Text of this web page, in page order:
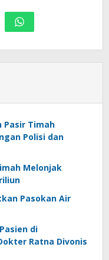
Pasir Timah
Polisi dan
Melonjak
Pasokan Air
di
Ratna Divonis